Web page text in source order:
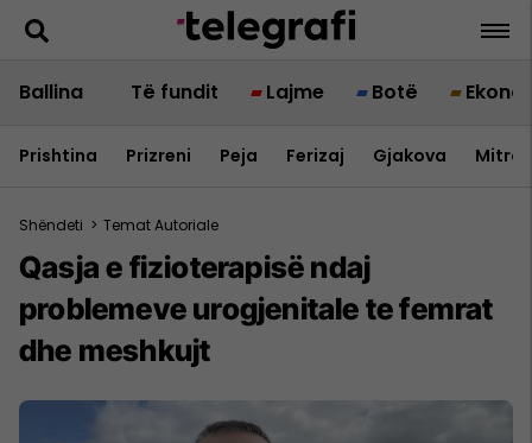
Ballina Të fundit Lajme Botë
Prishtina Prizreni Peja Ferizaj Gjakova
Shëndeti > Temat Autoriale
Qasja e fizioterapisë ndaj
problemeve urogjenitale te femrat
dhe meshkujt